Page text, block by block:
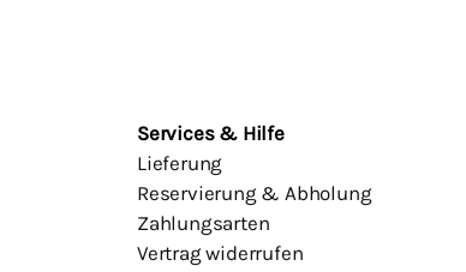
Services & Hilfe
Lieferung
Reservierung & Abholung
Zahlungsarten
Vertrag widerrufen